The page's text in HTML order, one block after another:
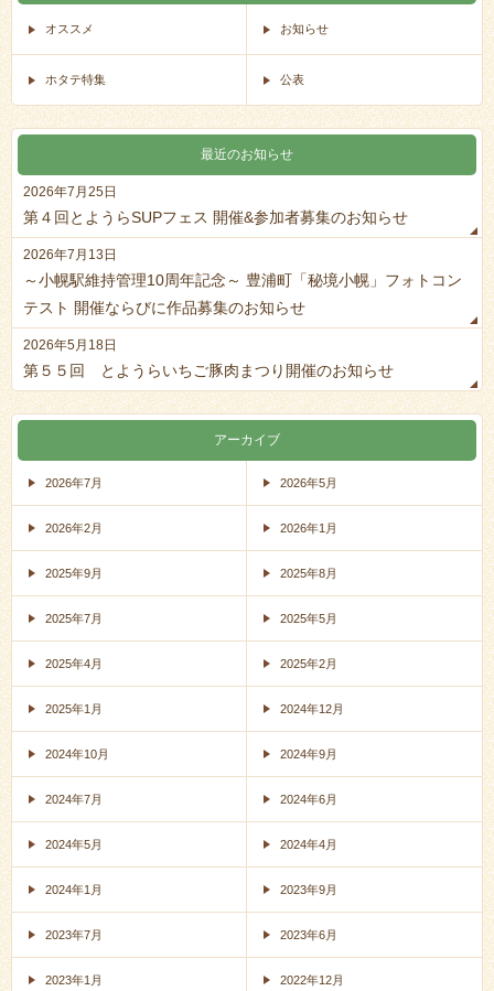
オススメ お知らせ
ホタテ特集 公表
最近のお知らせ
2026年7月25日
第４回とようらSUPフェス 開催&参加者募集のお知らせ
2026年7月13日
～小幌駅維持管理10周年記念～ 豊浦町「秘境小幌」フォトコン
テスト 開催ならびに作品募集のお知らせ
2026年5月18日
第５５回 とようらいちご豚肉まつり開催のお知らせ
アーカイブ
2026年7月 2026年5月
2026年2月 2026年1月
2025年9月 2025年8月
2025年7月 2025年5月
2025年4月 2025年2月
2025年1月 2024年12月
2024年10月 2024年9月
2024年7月 2024年6月
2024年5月 2024年4月
2024年1月 2023年9月
2023年7月 2023年6月
2023年1月 2022年12月